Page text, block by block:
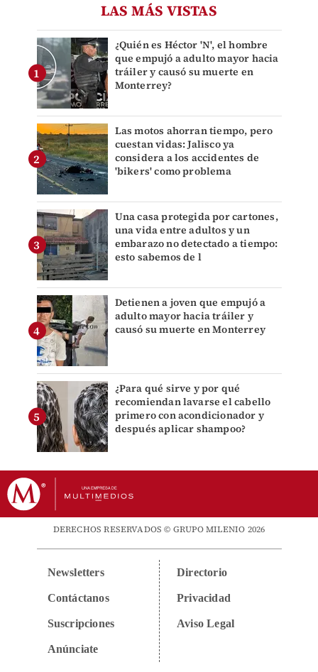
LAS MÁS VISTAS
¿Quién es Héctor 'N', el hombre
que empujó a adulto mayor hacia
tráiler y causó su muerte en
Monterrey?
Las motos ahorran tiempo, pero
cuestan vidas: Jalisco ya
considera a los accidentes de
'bikers' como problema
Una casa protegida por cartones,
una vida entre adultos y un
embarazo no detectado a tiempo:
esto sabemos de l
Detienen a joven que empujó a
adulto mayor hacia tráiler y
causó su muerte en Monterrey
¿Para qué sirve y por qué
recomiendan lavarse el cabello
primero con acondicionador y
después aplicar shampoo?
DERECHOS RESERVADOS © GRUPO MILENIO 2026
Newsletters
Contáctanos
Suscripciones
Anúnciate
Directorio
Privacidad
Aviso Legal